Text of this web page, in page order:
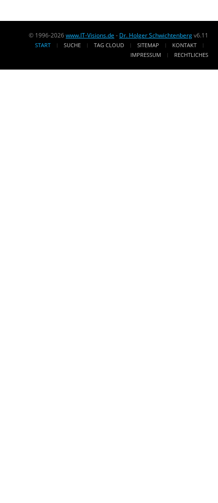
© 1996-2026www.IT-Visions.de - Dr. Holger Schwichtenbergv6.11
START SUCHE TAG CLOUD SITEMAP
KONTAKT
IMPRESSUM
RECHTLICHES